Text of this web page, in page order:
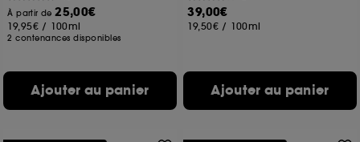
À partir de25,00€
19,95€ / 100ml
2 contenances disponibles
Ajouter au panier
39,00€
19,50€ / 100ml
Ajouter au panier